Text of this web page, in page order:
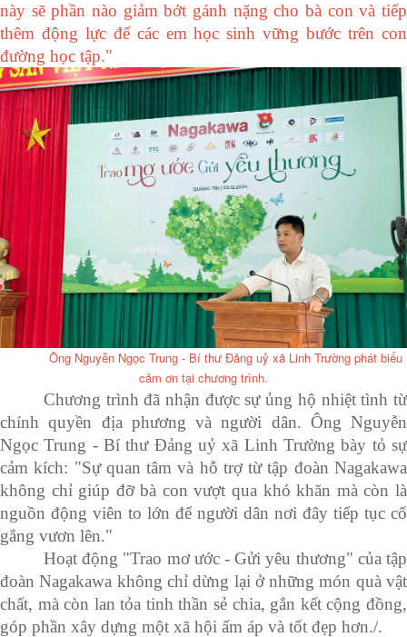
này sẽ phần nào giảm bớt gánh nặng cho bà con và tiếp
thêm động lực để các em học sinh vững bước trên con
đường học tập."
Ông Nguyễn Ngọc Trung - Bí thư Đảng uỷ xã Linh Trường phát biểu
cảm ơn tại chương trình.
Chương trình đã nhận được sự ủng hộ nhiệt tình từ
chính quyền địa phương và người dân. Ông Nguyễn
Ngọc Trung - Bí thư Đảng uỷ xã Linh Trường bày tỏ sự
cảm kích: "Sự quan tâm và hỗ trợ từ tập đoàn Nagakawa
không chỉ giúp đỡ bà con vượt qua khó khăn mà còn là
nguồn động viên to lớn để người dân nơi đây tiếp tục cố
gắng vươn lên."
Hoạt động "Trao mơ ước - Gửi yêu thương" của tập
đoàn Nagakawa không chỉ dừng lại ở những món quà vật
chất, mà còn lan tỏa tinh thần sẻ chia, gắn kết cộng đồng,
góp phần xây dựng một xã hội ấm áp và tốt đẹp hơn./.